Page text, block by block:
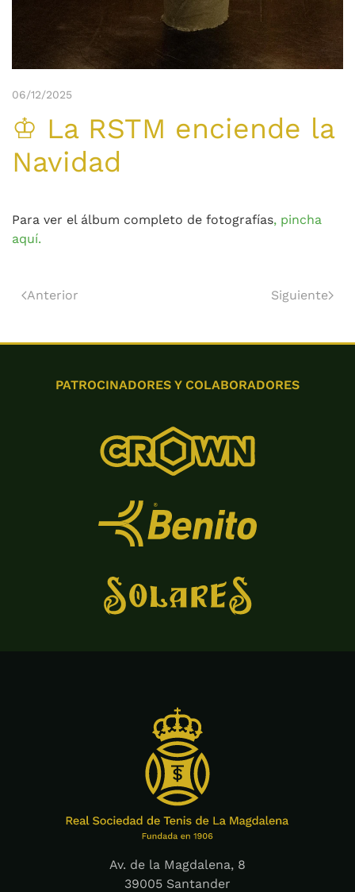
06/12/2025
♔ La RSTM enciende la
Navidad
Para ver el álbum completo de fotografías, pincha
aquí.
Anterior Siguiente
PATROCINADORES Y COLABORADORES
Av. de la Magdalena, 8
39005 Santander